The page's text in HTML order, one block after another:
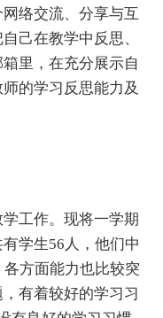
络交流、分享与互
己在教学中反思、
里，在充分展示自
的学习反思能力及
工作。现将一学期
学生56人，他们中
方面能力也比较突
有着较好的学习习